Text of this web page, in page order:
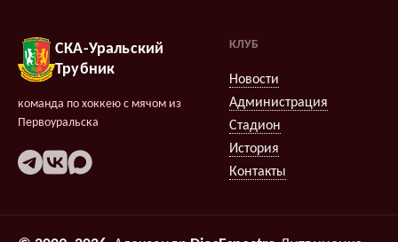
СКА-Уральский
Трубник
команда по хоккею с мячом из
Первоуральска
КЛУБ
Новости
Администрация
Стадион
История
Контакты